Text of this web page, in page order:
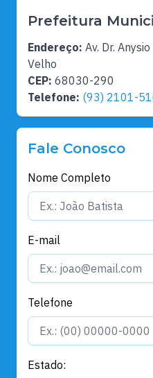
Prefeitura
Endereço: Av. Dr.
Velho
CEP: 68030-290
Telefone: (93) 2101-
Fale Conosco
Nome Completo
E-mail
Telefone
Estado: